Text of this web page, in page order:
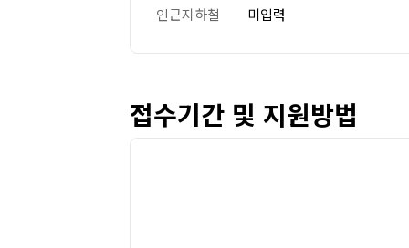
인근지하철 미입력
접수기간 및 지원방법